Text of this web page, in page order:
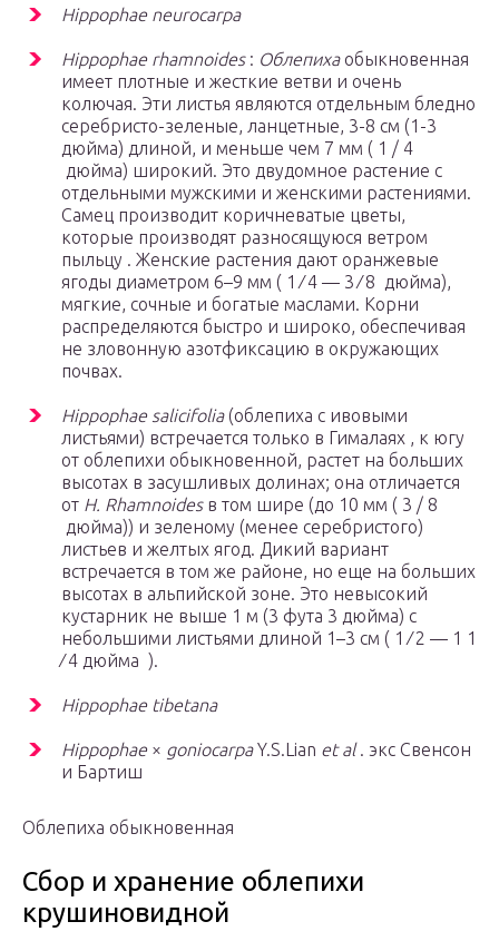
Hippophae neurocarpa
Hippophae rhamnoides : Облепихаобыкновенная
имеет плотные и жесткие ветви и очень
колючая. Эти листья являются отдельным бледно
серебристо-зеленые, ланцетные, 3-8 см (1-3
дюйма) длиной, и меньше чем 7 мм ( 1 / 4
дюйма) широкий. Это двудомное растение с
отдельными мужскими и женскими растениями.
Самец производит коричневатые цветы,
которые производят разносящуюся ветром
пыльцу . Женские растения дают оранжевые
ягоды диаметром 6–9 мм ( 1 ⁄4 — 3 ⁄8
дюйма),
мягкие, сочные и богатые маслами. Корни
распределяются быстро и широко, обеспечивая
не зловонную азотфиксацию в окружающих
почвах.
Hippophae salicifolia (облепиха с ивовыми
листьями) встречается только в Гималаях , к югу
от облепихи обыкновенной, растет на больших
высотах в засушливых долинах; она отличается
от H. Rhamnoides в том шире (до 10 мм ( 3 / 8
дюйма)) и зеленому (менее серебристого)
листьев и желтых ягод. Дикий вариант
встречается в том же районе, но еще на больших
высотах в альпийской зоне. Это невысокий
кустарник не выше 1 м (3 фута 3 дюйма) с
небольшими листьями длиной 1–3 см ( 1 ⁄2 — 1 1
⁄4 дюйма ).
Hippophae tibetana
Hippophae × goniocarpaY.S.Lian et al. экс Свенсон
и Бартиш
Облепиха обыкновенная
Сбор и хранение облепихи
крушиновидной